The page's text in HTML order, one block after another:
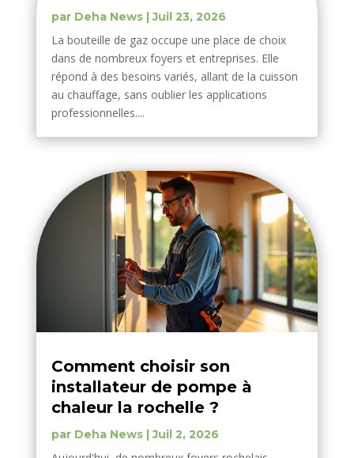
par Deha News|Juil 23, 2026
La bouteille de gaz occupe une place de choix
dans de nombreux foyers et entreprises. Elle
répond à des besoins variés, allant de la cuisson
au chauffage, sans oublier les applications
professionnelles....
Comment choisir son
installateur de pompe à
chaleur la rochelle ?
par Deha News|Juil 2, 2026